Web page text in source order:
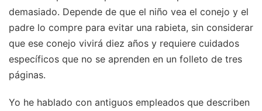
demasiado. Depende de que el niño vea el conejo y el
padre lo compre para evitar una rabieta, sin considerar
que ese conejo vivirá diez años y requiere cuidados
específicos que no se aprenden en un folleto de tres
páginas.
Yo he hablado con antiguos empleados que describen